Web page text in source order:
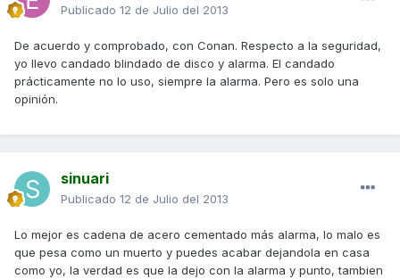
Publicado 12 de Julio del 2013
De acuerdo y comprobado, con Conan. Respecto a la seguridad,
yo llevo candado blindado de disco y alarma. El candado
prácticamente no lo uso, siempre la alarma. Pero es solo una
opinión.
sinuari
Publicado 12 de Julio del 2013
Lo mejor es cadena de acero cementado más alarma, lo malo es
que pesa como un muerto y puedes acabar dejandola en casa
como yo, la verdad es que la dejo con la alarma y punto, tambien